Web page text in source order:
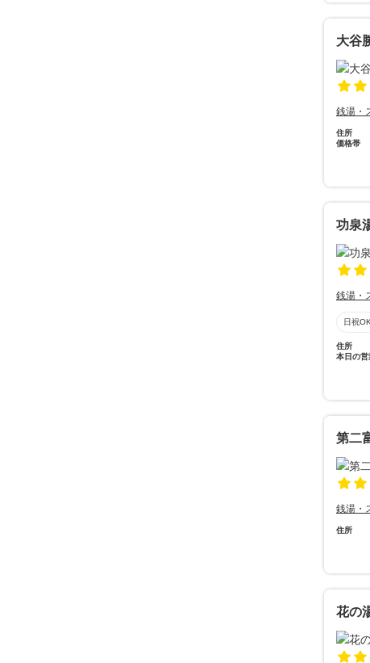
大谷
銭湯・
住所
価格帯
功泉
銭湯・
日祝OK
住所
本日の営
第二
銭湯・
住所
花の